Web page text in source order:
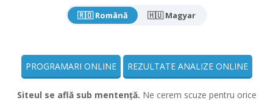
🇷🇴 Română 🇭🇺 Magyar
PROGRAMARI ONLINE REZULTATE ANALIZE ONLINE
Siteul se află sub mentență. Ne cerem scuze pentru orice